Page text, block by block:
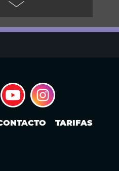
los detalles de la mega
en el Palacio
FONTEVECCHIA
de una discusión que
TARIFAS